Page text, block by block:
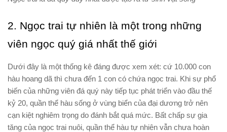
2. Ngọc trai tự nhiên là một trong những
viên ngọc quý giá nhất thế giới
Dưới đây là một thống kê đáng được xem xét: cứ 10.000 con
hàu hoang dã thì chưa đến 1 con có chứa ngọc trai. Khi sự phổ
biến của những viên đá quý này tiếp tục phát triển vào đầu thế
kỷ 20, quần thể hàu sống ở vùng biển của đại dương trở nên
cạn kiệt nghiêm trọng do đánh bắt quá mức. Bất chấp sự gia
tăng của ngọc trai nuôi, quần thể hàu tự nhiên vẫn chưa hoàn